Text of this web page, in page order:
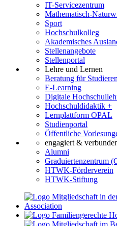
IT-Servicezentrum
Mathematisch-
Sport
Hochschulkolleg
Akademisches
Stellenangebote
Stellenportal
Lehre und Lernen
Beratung für
E-Learning
Digitale
Hochschuldidaktik +
Lernplattform OPAL
Studienportal
Öffentliche
engagiert &
Alumni
Graduiertenzentrum
HTWK-Förderverein
HTWK-Stiftung